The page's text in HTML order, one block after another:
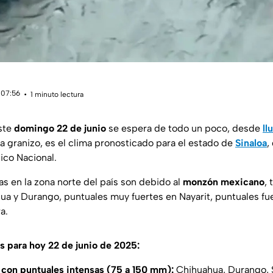
1 minuto lectura
domingo 22 de junio se espera de todo un poco, desde
granizo, es el clima pronosticado para el estado de Sinaloa,
Nacional.
en la zona norte del país son debido al monzón mexicano,
y Durango, puntuales muy fuertes en Nayarit, puntuales
para hoy 22 de junio de 2025:
puntuales intensas (75 a 150 mm): Chihuahua, Durango,